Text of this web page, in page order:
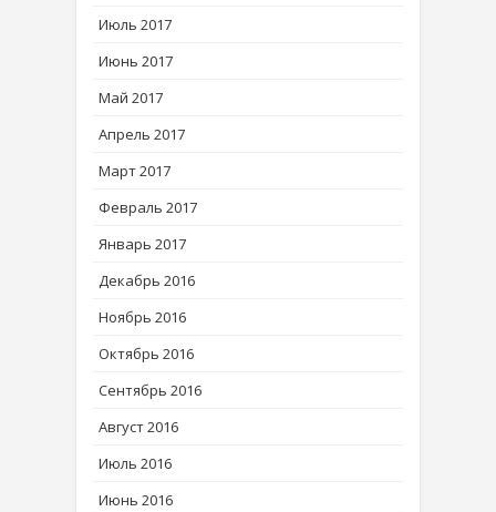
Июль 2017
Июнь 2017
Май 2017
Апрель 2017
Март 2017
Февраль 2017
Январь 2017
Декабрь 2016
Ноябрь 2016
Октябрь 2016
Сентябрь 2016
Август 2016
Июль 2016
Июнь 2016